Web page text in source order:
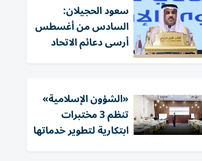
سعود الحجيلان:
السادس من أغسطس
أرسى دعائم الاتحاد
«الشؤون الإسلامية»
تنظم 3 مختبرات
ابتكارية لتطوير خدماتها